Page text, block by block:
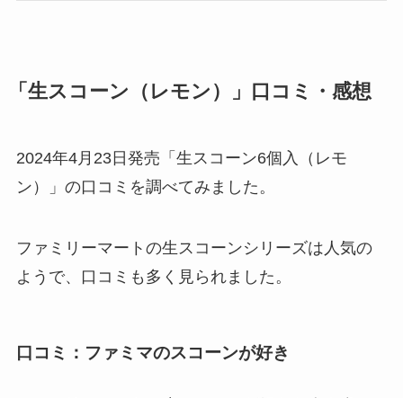
「生スコーン（レモン）」口コミ・感想
2024年4月23日発売「生スコーン6個入（レモ
ン）」の口コミを調べてみました。
ファミリーマートの生スコーンシリーズは人気の
ようで、口コミも多く見られました。
口コミ：ファミマのスコーンが好き